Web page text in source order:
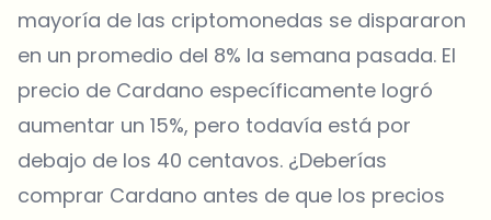
mayoría de las criptomonedas se dispararon
en un promedio del 8% la semana pasada. El
precio de Cardano específicamente logró
aumentar un 15%, pero todavía está por
debajo de los 40 centavos. ¿Deberías
comprar Cardano antes de que los precios